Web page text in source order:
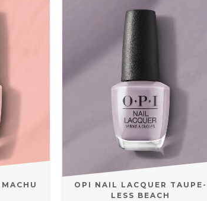
OPI NAIL LACQUER TAUPE-
LESS BEACH